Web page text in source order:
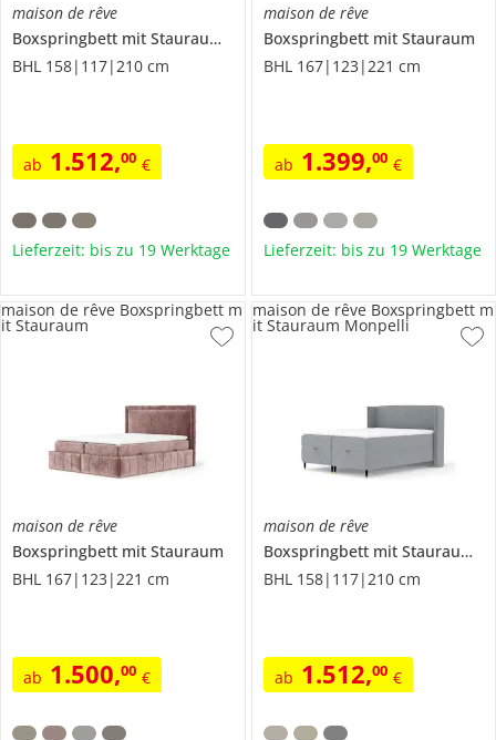
maison de rêve
Boxspringbett mit Stauraum
Segni
BHL 158|117|210 cm
ab 1.512,00 €
Lieferzeit: bis zu 19 Werktage
maison de rêve
Boxspringbett mit Stauraum
BHL 167|123|221 cm
ab 1.399,00 €
Lieferzeit: bis zu 19 Werktage
maison de rêve
Boxspringbett mit Stauraum
BHL 167|123|221 cm
ab 1.500,00 €
maison de rêve Boxspringbett m
it Stauraum
maison de rêve
Boxspringbett mit Stauraum
BHL 158|117|210 cm
ab 1.512,00 €
maison de rêve Boxspringbett m
it Stauraum Monpelli